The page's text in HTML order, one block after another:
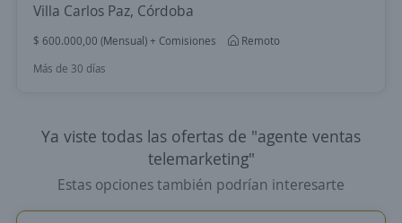
Villa Carlos Paz, Córdoba
$ 600.000,00 (Mensual) + Comisiones
Remoto
Más de 30 días
Ya viste todas las ofertas de "agente ventas
telemarketing"
Estas opciones también podrían interesarte